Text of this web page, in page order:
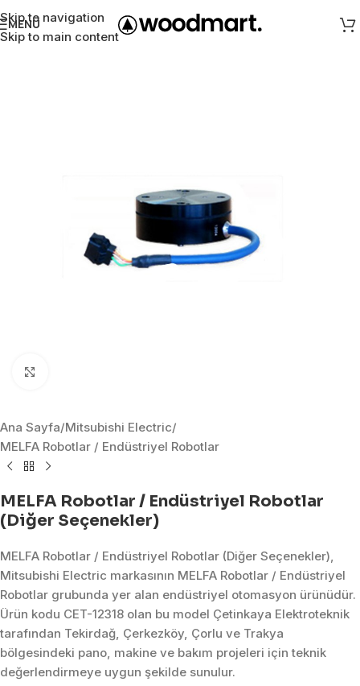
Skip to navigation
Skip to main content
MENÜ
Ana Sayfa/Mitsubishi Electric/
MELFA Robotlar / Endüstriyel Robotlar
MELFA Robotlar / Endüstriyel Robotlar
(Diğer Seçenekler)
MELFA Robotlar / Endüstriyel Robotlar (Diğer Seçenekler),
Mitsubishi Electric markasının MELFA Robotlar / Endüstriyel
Robotlar grubunda yer alan endüstriyel otomasyon ürünüdür.
Ürün kodu CET-12318 olan bu model Çetinkaya Elektroteknik
tarafından Tekirdağ, Çerkezköy, Çorlu ve Trakya
bölgesindeki pano, makine ve bakım projeleri için teknik
değerlendirmeye uygun şekilde sunulur.